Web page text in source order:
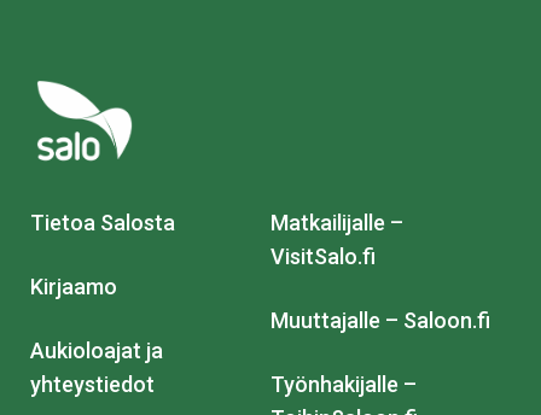
Tietoa Salosta
Kirjaamo
Aukioloajat ja
yhteystiedot
Matkailijalle –
VisitSalo.fi
Muuttajalle – Saloon.fi
Työnhakijalle –